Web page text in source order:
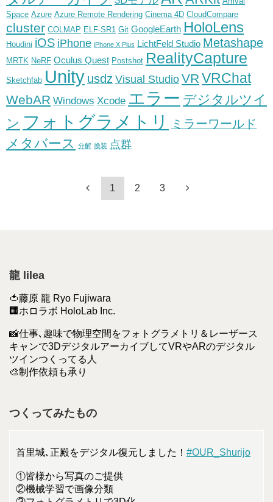
Space Azure Azure Remote Rendering Cinema 4D CloudCompare
cluster COLMAP ELF-SR1 Git GoogleEarth HoloLens
Houdini iOS iPhone iPhone X Plus LichtFeld Studio Metashape
MRTK NeRF Oculus Quest Postshot RealityCapture
Sketchfab Unity usdz Visual Studio VR VRChat
WebAR Windows Xcode エラー デジタルツイ
ン フォトグラメトリ ミラーワールド
メタバース 分解 換装 点群
1 2 3
龍 lilea
🍅藤原 龍 Ryo Fujiwara
🏢ホロラボ HoloLab Inc.
📸仕事､趣味で物理空間をフォトグラメトリ＆レーザース
キャンで3DデジタルアーカイブしてVRやARのデジタル
ツインつくってる人
🎨制作依頼も承り
つくってみたもの
首里城､正殿をデジタル復元しました！ #OUR_Shurijo
①皆様から写真のご提供
②機械学習で画像分類